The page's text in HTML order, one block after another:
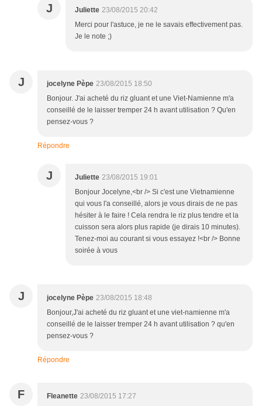
J Juliette 23/08/2015 20:42
Merci pour l'astuce, je ne le savais effectivement pas.
Je le note ;)
J jocelyne Pèpe 23/08/2015 18:50
Bonjour. J'ai acheté du riz gluant et une Viet-Namienne m'a
conseillé de le laisser tremper 24 h avant utilisation ? Qu'en
pensez-vous ?
Répondre
J Juliette 23/08/2015 19:01
Bonjour Jocelyne,<br /> Si c'est une Vietnamienne
qui vous l'a conseillé, alors je vous dirais de ne pas
hésiter à le faire ! Cela rendra le riz plus tendre et la
cuisson sera alors plus rapide (je dirais 10 minutes).
Tenez-moi au courant si vous essayez !<br /> Bonne
soirée à vous
J jocelyne Pèpe 23/08/2015 18:48
Bonjour,J'ai acheté du riz gluant et une viet-namienne m'a
conseillé de le laisser tremper 24 h avant utilisation ? qu'en
pensez-vous ?
Répondre
F Fleanette 23/08/2015 17:27